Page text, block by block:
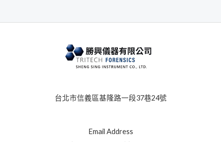
台北市信義區基隆路一段37巷24號
Email Address